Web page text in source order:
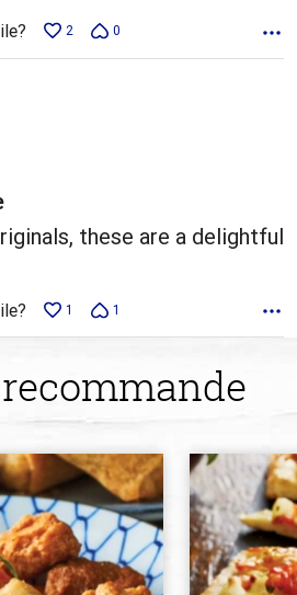
2 0
these are a delightful
1 1